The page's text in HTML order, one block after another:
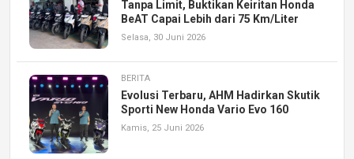
Tanpa Limit, Buktikan Keiritan Honda
BeAT Capai Lebih dari 75 Km/Liter
Selasa, 30 Juni 2026
BERITA
Evolusi Terbaru, AHM Hadirkan Skutik
Sporti New Honda Vario Evo 160
Kamis, 25 Juni 2026